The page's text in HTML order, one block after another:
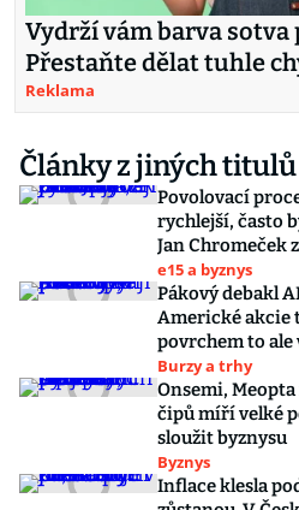
Vydrží vám barva sotva
Přestaňte dělat tuhle
Reklama
Články z jiných titulů
Povolovací
rychlejší, často
Jan Chromeček
e15 a byznys
Pákový debakl
Americké akcie
povrchem to ale
Burzy a trhy
Onsemi,
čipů míří velké
sloužit byznysu
Byznys
Inflace klesla